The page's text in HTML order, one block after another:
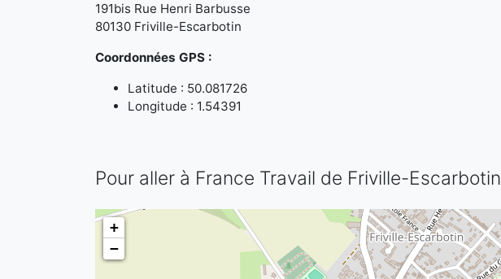
191bis Rue Henri Barbusse
80130 Friville-Escarbotin
Coordonnées GPS :
Latitude : 50.081726
Longitude : 1.54391
Pour aller à France Travail de Friville-Escarbotin
+
−